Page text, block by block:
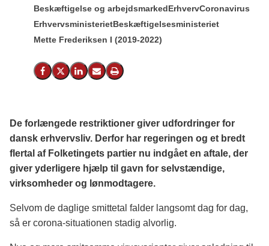
Beskæftigelse og arbejdsmarkedErhvervCoronavirus
ErhvervsministerietBeskæftigelsesministeriet
Mette Frederiksen I (2019-2022)
Del på Facebook
Del på X (Twitter)
Del på LinkedIn
Send email
Print
De forlængede restriktioner giver udfordringer for
dansk erhvervsliv. Derfor har regeringen og et bredt
flertal af Folketingets partier nu indgået en aftale, der
giver yderligere hjælp til gavn for selvstændige,
virksomheder og lønmodtagere.
Selvom de daglige smittetal falder langsomt dag for dag,
så er corona-situationen stadig alvorlig.